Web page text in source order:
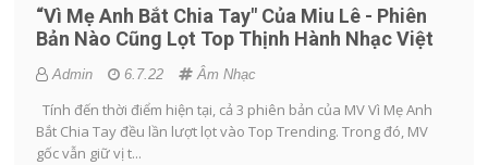
“Vì Mẹ Anh Bắt Chia Tay" Của Miu Lê - Phiên
Bản Nào Cũng Lọt Top Thịnh Hành Nhạc Việt
Admin 6.7.22 Âm Nhạc
Tính đến thời điểm hiện tại, cả 3 phiên bản của MV Vì Mẹ Anh
Bắt Chia Tay đều lần lượt lọt vào Top Trending. Trong đó, MV
gốc vẫn giữ vị t...